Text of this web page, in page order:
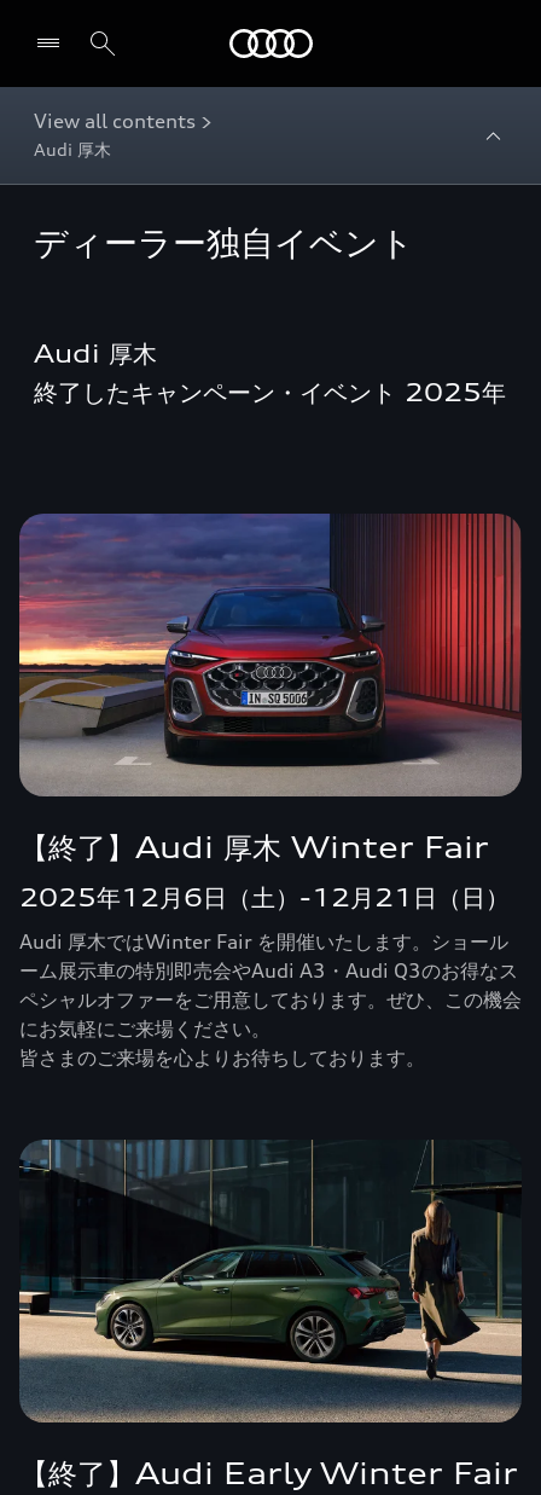
View all contents >
Audi 厚木
ディーラー独自イベント
Audi 厚木
終了したキャンペーン・イベント 2025年
【終了】Audi 厚木 Winter Fair
2025年12月6日（土）-12月21日（日）
Audi 厚木ではWinter Fair を開催いたします。ショール
ーム展示車の特別即売会やAudi A3・Audi Q3のお得なス
ペシャルオファーをご用意しております。ぜひ、この機会
にお気軽にご来場ください。
皆さまのご来場を心よりお待ちしております。
【終了】Audi Early Winter Fair